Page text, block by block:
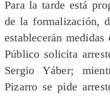
Para la tarde está
de la formalización,
establecerán
Público solicita
Sergio Yáber;
Pizarro se pide